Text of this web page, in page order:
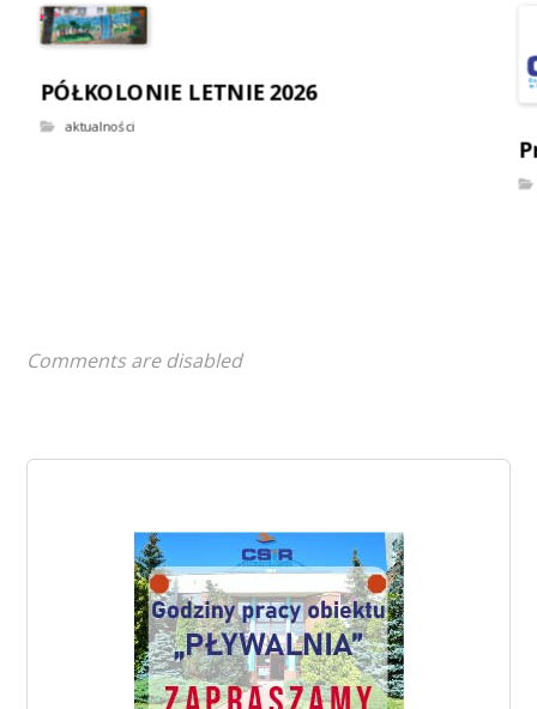
PÓŁKOLONIE LETNIE 2026
aktualności
Comments are disabled